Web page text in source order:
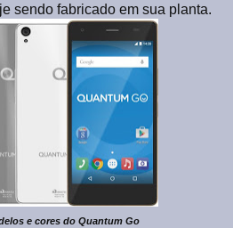
sendo fabricado em sua planta.
e cores do Quantum Go